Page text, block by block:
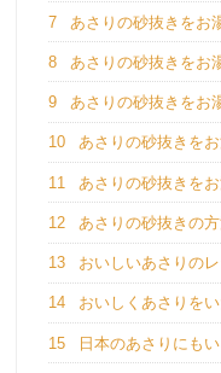
7 あさりの砂抜きを
8 あさりの砂抜きを
9 あさりの砂抜きをお
10 あさりの砂抜きを
11 あさりの砂抜きを
12 あさりの砂抜きの
13 おいしいあさりのレ
14 おいしくあさりを
15 日本のあさりにも